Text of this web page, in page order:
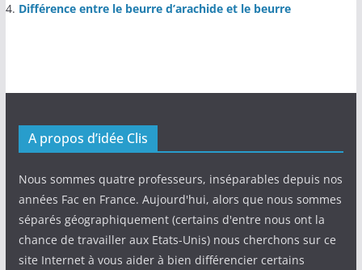
Différence entre le beurre d’arachide et le beurre
A propos d’idée Clis
Nous sommes quatre professeurs, inséparables depuis nos
années Fac en France. Aujourd'hui, alors que nous sommes
séparés géographiquement (certains d'entre nous ont la
chance de travailler aux Etats-Unis) nous cherchons sur ce
site Internet à vous aider à bien différencier certains